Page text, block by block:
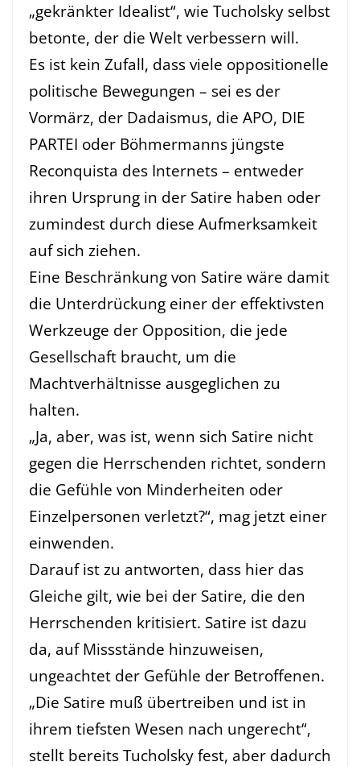
„gekränkter Idealist“, wie Tucholsky selbst
betonte, der die Welt verbessern will.
Es ist kein Zufall, dass viele oppositionelle
politische Bewegungen – sei es der
Vormärz, der Dadaismus, die APO, DIE
PARTEI oder Böhmermanns jüngste
Reconquista des Internets – entweder
ihren Ursprung in der Satire haben oder
zumindest durch diese Aufmerksamkeit
auf sich ziehen.
Eine Beschränkung von Satire wäre damit
die Unterdrückung einer der effektivsten
Werkzeuge der Opposition, die jede
Gesellschaft braucht, um die
Machtverhältnisse ausgeglichen zu
halten.
„Ja, aber, was ist, wenn sich Satire nicht
gegen die Herrschenden richtet, sondern
die Gefühle von Minderheiten oder
Einzelpersonen verletzt?“, mag jetzt einer
einwenden.
Darauf ist zu antworten, dass hier das
Gleiche gilt, wie bei der Satire, die den
Herrschenden kritisiert. Satire ist dazu
da, auf Missstände hinzuweisen,
ungeachtet der Gefühle der Betroffenen.
„Die Satire muß übertreiben und ist in
ihrem tiefsten Wesen nach ungerecht“,
stellt bereits Tucholsky fest, aber dadurch